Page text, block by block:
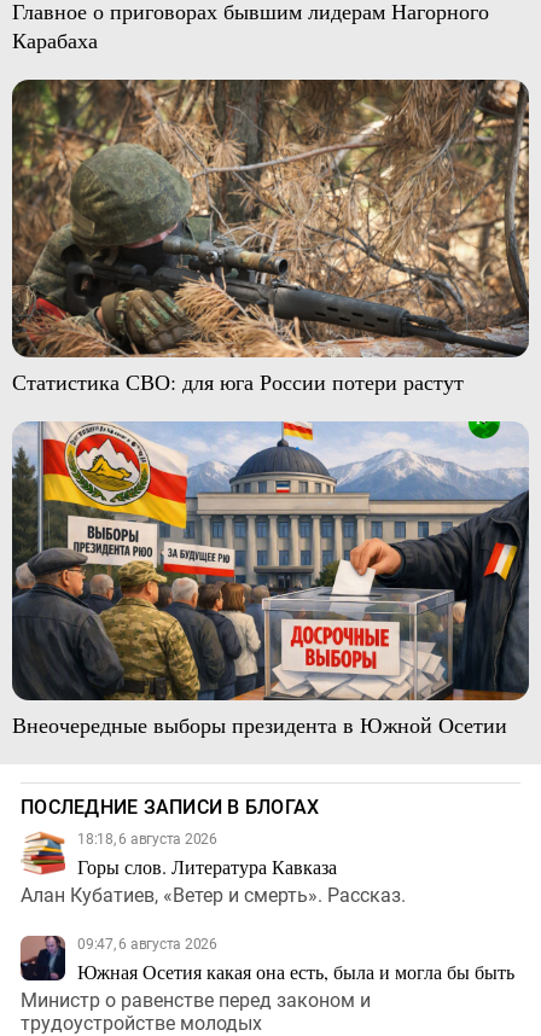
Главное о приговорах бывшим лидерам Нагорного
Карабаха
Статистика СВО: для юга России потери растут
Внеочередные выборы президента в Южной Осетии
ПОСЛЕДНИЕ ЗАПИСИ В БЛОГАХ
18:18, 6 августа 2026
Горы слов. Литература Кавказа
Алан Кубатиев, «Ветер и смерть». Рассказ.
09:47, 6 августа 2026
Южная Осетия какая она есть, была и могла бы быть
Министр о равенстве перед законом и
трудоустройстве молодых